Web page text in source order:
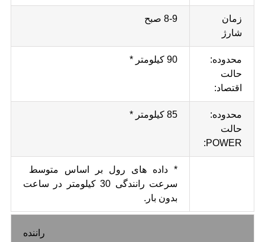
زمان
شارژ
8-9 صبح
محدوده:
حالت
اقتصاد:
90 کیلومتر *
محدوده:
حالت
POWER:
85 کیلومتر *
* داده های رول بر اساس متوسط ​​
سرعت رانندگی 30 کیلومتر در ساعت
بدون بار.
راننده